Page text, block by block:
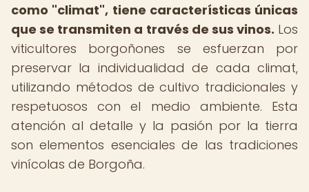
como "climat", tiene características únicas
que se transmiten a través de sus vinos. Los
viticultores borgoñones se esfuerzan por
preservar la individualidad de cada climat,
utilizando métodos de cultivo tradicionales y
respetuosos con el medio ambiente. Esta
atención al detalle y la pasión por la tierra
son elementos esenciales de las tradiciones
vinícolas de Borgoña.